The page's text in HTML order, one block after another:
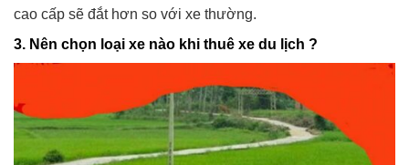
cao cấp sẽ đắt hơn so với xe thường.
3. Nên chọn loại xe nào khi thuê xe du lịch ?